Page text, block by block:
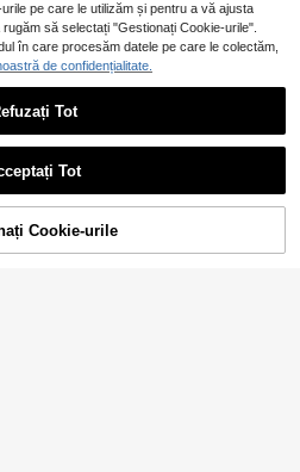
5
de vară, nouă sosire
67 ,38Lei
68,99Lei
ADAUGĂ ÎN COȘ
pe care le utilizăm și pentru a vă ajusta
să selectați "Gestionați Cookie-urile".
în care procesăm datele pe care le colectăm,
de confidențialitate.
Tot
Tot
Cookie-urile